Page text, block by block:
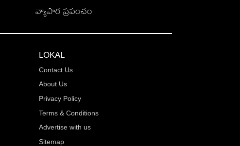
వ్యాపార ప్రపంచం
LOKAL
Contact Us
About Us
Privacy Policy
Terms & Conditions
Advertise with us
Sitemap